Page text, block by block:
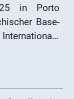
in Porto
Base-
mit dem